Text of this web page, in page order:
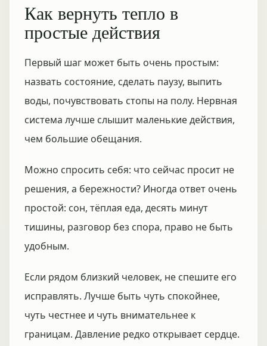
Как вернуть тепло в
простые действия
Первый шаг может быть очень простым:
назвать состояние, сделать паузу, выпить
воды, почувствовать стопы на полу. Нервная
система лучше слышит маленькие действия,
чем большие обещания.
Можно спросить себя: что сейчас просит не
решения, а бережности? Иногда ответ очень
простой: сон, тёплая еда, десять минут
тишины, разговор без спора, право не быть
удобным.
Если рядом близкий человек, не спешите его
исправлять. Лучше быть чуть спокойнее,
чуть честнее и чуть внимательнее к
границам. Давление редко открывает сердце.